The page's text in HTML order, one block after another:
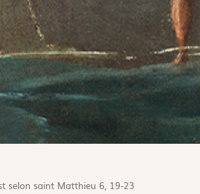
selon saint Matthieu 6, 19-23